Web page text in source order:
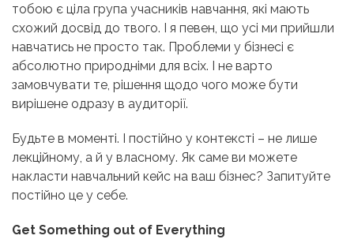
тобою є ціла група учасників навчання, які мають
схожий досвід до твого. І я певен, що усі ми прийшли
навчатись не просто так. Проблеми у бізнесі є
абсолютно природніми для всіх. І не варто
замовчувати те, рішення щодо чого може бути
вирішене одразу в аудиторії.
Будьте в моменті. І постійно у контексті – не лише
лекційному, а й у власному. Як саме ви можете
накласти навчальний кейс на ваш бізнес? Запитуйте
постійно це у себе.
Get Something out of Everything